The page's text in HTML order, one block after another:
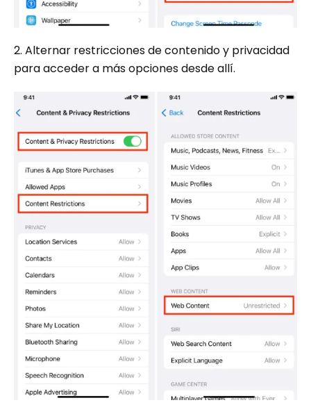
2. Alternar restricciones de contenido y privacidad
para acceder a más opciones desde allí.